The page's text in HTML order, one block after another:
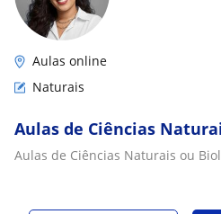
Aulas online
Naturais
Aulas de Ciências
Aulas de Ciências Naturais ou